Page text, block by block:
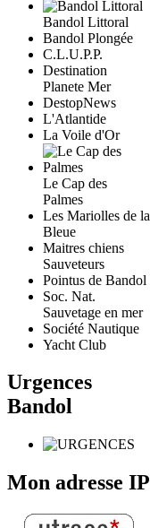
Bandol Littoral
Bandol Plongée
C.L.U.P.P.
Destination
Planete Mer
DestopNews
L'Atlantide
La Voile d'Or
Le Cap des
Palmes
Les Mariolles de la
Bleue
Maitres chiens
Sauveteurs
Pointus de Bandol
Soc. Nat.
Sauvetage en mer
Société Nautique
Yacht Club
Urgences
Bandol
Mon adresse IP